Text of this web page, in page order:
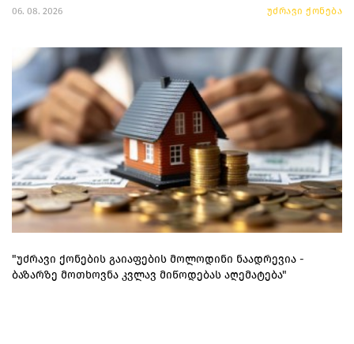
06. 08. 2026 უძრავი ქონება
"უძრავი ქონების გაიაფების მოლოდინი ნაადრევია -
ბაზარზე მოთხოვნა კვლავ მიწოდებას აღემატება"